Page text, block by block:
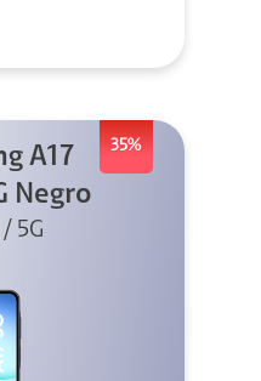
35%
A17
Negro
5G